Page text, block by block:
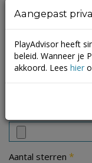
Aantal sterren *
Aangepast
PlayAdvisor heeft
beleid. Wanneer je
akkoord. Lees hier